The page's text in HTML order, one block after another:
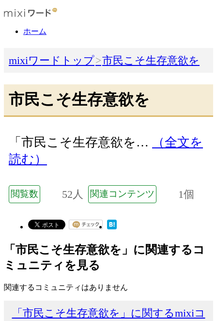
ホーム
mixiワードトップ 市民こそ生存意欲を
市民こそ生存意欲を
「市民こそ生存意欲を…
（全文を
読む）
閲覧数 52人 関連コンテンツ 1個
「市民こそ生存意欲を」に関連するコ
ミュニティを見る
関連するコミュニティはありません
「市民こそ生存意欲を」に関するmixiコ